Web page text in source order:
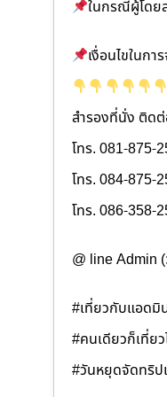
ในกรณีผู้โดย
เงื่อนไขในก
สำรองที่นั่ง ติด
โทร. 081-875-
โทร. 084-875-
โทร. 086-358-
@ line Admin
#เที่ยวกับแอดมิ
#คนเดียวก็เที่ยว
#วันหยุดจัดทริป